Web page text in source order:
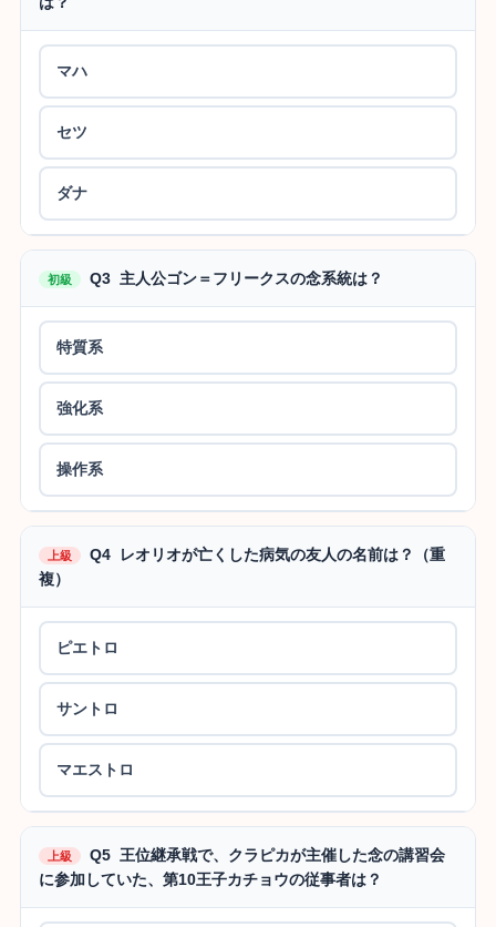
マハ
セツ
ダナ
初級 Q3 主人公ゴン＝フリークスの念系統は？
特質系
強化系
操作系
上級
Q4 レオリオが亡くした病気の友人の名前は？（重
複）
ピエトロ
サントロ
マエストロ
上級
Q5 王位継承戦で、クラピカが主催した念の講習会
に参加していた、第10王子カチョウの従事者は？